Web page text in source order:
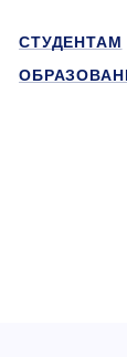
СТУДЕНТАМ